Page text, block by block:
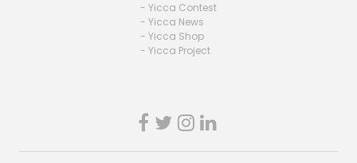
- Yicca Contest
- Yicca News
- Yicca Shop
- Yicca Project